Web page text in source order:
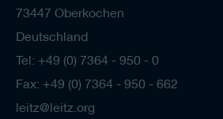
73447 Oberkochen
Deutschland
Tel: +49 (0) 7364 - 950 - 0
Fax: +49 (0) 7364 - 950 - 662
leitz@leitz.org